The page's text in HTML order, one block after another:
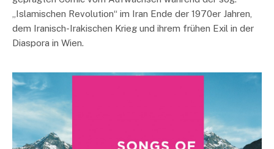
„Islamischen Revolution“ im Iran Ende der 1970er Jahren,
dem Iranisch-Irakischen Krieg und ihrem frühen Exil in der
Diaspora in Wien.